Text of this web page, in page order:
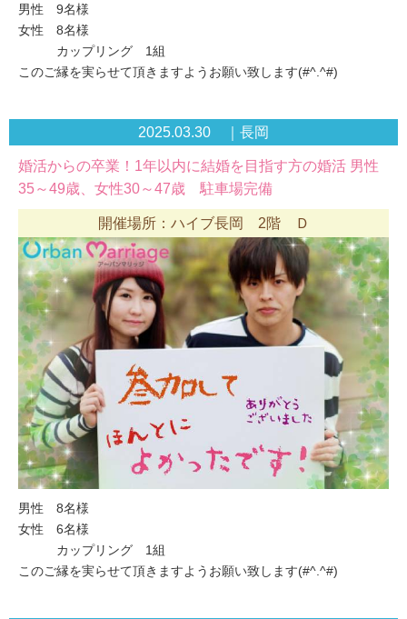
男性 9名様
女性 8名様
カップリング 1組
このご縁を実らせて頂きますようお願い致します(#^.^#)
2025.03.30 ｜長岡
婚活からの卒業！1年以内に結婚を目指す方の婚活 男性
35～49歳、女性30～47歳 駐車場完備
開催場所：ハイブ長岡 2階 Ｄ
男性 8名様
女性 6名様
カップリング 1組
このご縁を実らせて頂きますようお願い致します(#^.^#)